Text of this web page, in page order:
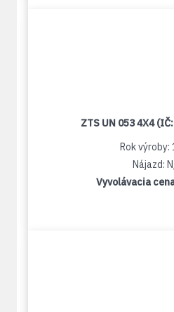
ZTS UN 053 4X4
Rok výroby:
Nájazd:
Vyvolávacia